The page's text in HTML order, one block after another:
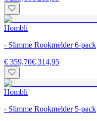
Hombli
- Slimme Rookmelder 6-pack
€ 359,70€ 314,95
Hombli
- Slimme Rookmelder 5-pack